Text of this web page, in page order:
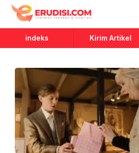
Erudisi
Temukan Jawaban dan Inspirasi
indeks Kirim Artikel